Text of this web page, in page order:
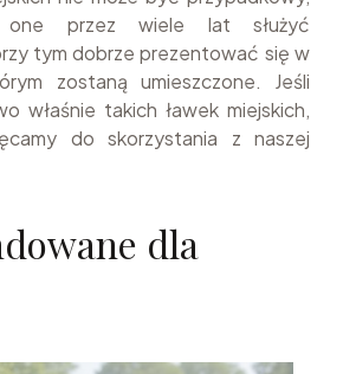
one przez wiele lat służyć
tym dobrze prezentować się w
zostaną umieszczone. Jeśli
właśnie takich ławek miejskich,
do skorzystania z naszej
dla